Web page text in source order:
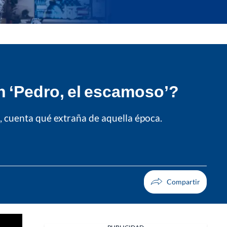
el escamoso’?
qué extraña de aquella época.